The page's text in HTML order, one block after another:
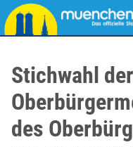
Stichwahl der
des